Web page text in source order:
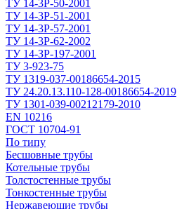
ТУ 14-3Р-50-2001
ТУ 14-3Р-51-2001
ТУ 14-3Р-57-2001
ТУ 14-3Р-62-2002
ТУ 14-ЗР-197-2001
ТУ 3-923-75
ТУ 1319-037-00186654-2015
ТУ 24.20.13.110-128-00186654-2019
ТУ 1301-039-00212179-2010
EN 10216
ГОСТ 10704-91
По типу
Бесшовные трубы
Котельные трубы
Толстостенные трубы
Тонкостенные трубы
Нержавеющие трубы